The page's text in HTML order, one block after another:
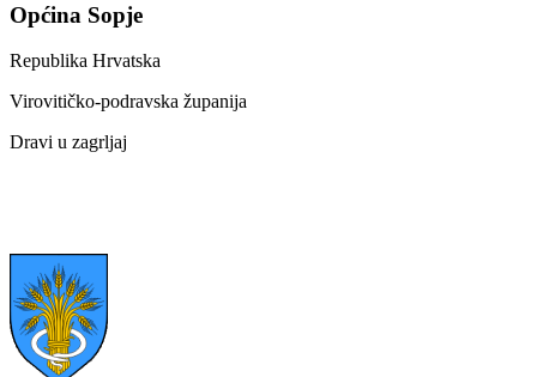
Općina Sopje
Republika Hrvatska
Virovitičko-podravska županija
Dravi u zagrljaj